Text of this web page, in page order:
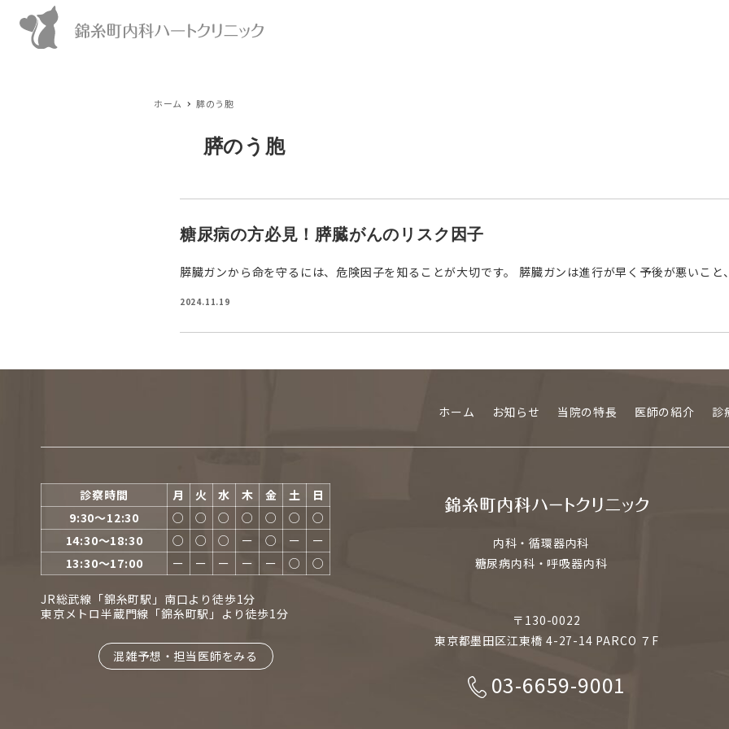
ホーム 膵のう胞
膵のう胞
糖尿病の方必見！膵臓がんのリスク因子
膵臓ガンから命を守るには、危険因子を知ることが大切です。 膵臓ガンは進行が早く予後が悪いこ
2024.11.19
ホーム お知らせ 当院の特長 医師の紹介 診
診察時間 月 火 水 木 金 土
日
9:30〜12:30
○ ○ ○ ○ ○ ○
○
14:30〜18:30
○ ○ ○ ー ○ ー
ー
13:30〜17:00
ー ー ー ー ー ○ ○
JR総武線「錦糸町駅」南口より徒歩1分
東京メトロ半蔵門線「錦糸町駅」より徒歩1分
混雑予想・担当医師をみる
内科・循環器内科
糖尿病内科・呼吸器内科
〒130-0022
東京都墨田区江東橋 4-27-14 PARCO ７F
03-6659-9001